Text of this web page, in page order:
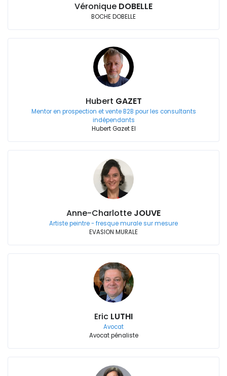
Véronique DOBELLE
BOCHE DOBELLE
Hubert GAZET
Mentor en prospection et vente B2B pour les consultants
indépendants
Hubert Gazet EI
Anne-Charlotte JOUVE
Artiste peintre - fresque murale sur mesure
EVASION MURALE
Eric LUTHI
Avocat
Avocat pénaliste